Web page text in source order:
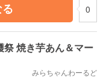
0
祭 焼き芋あん＆マー
みらちゃんわーるど